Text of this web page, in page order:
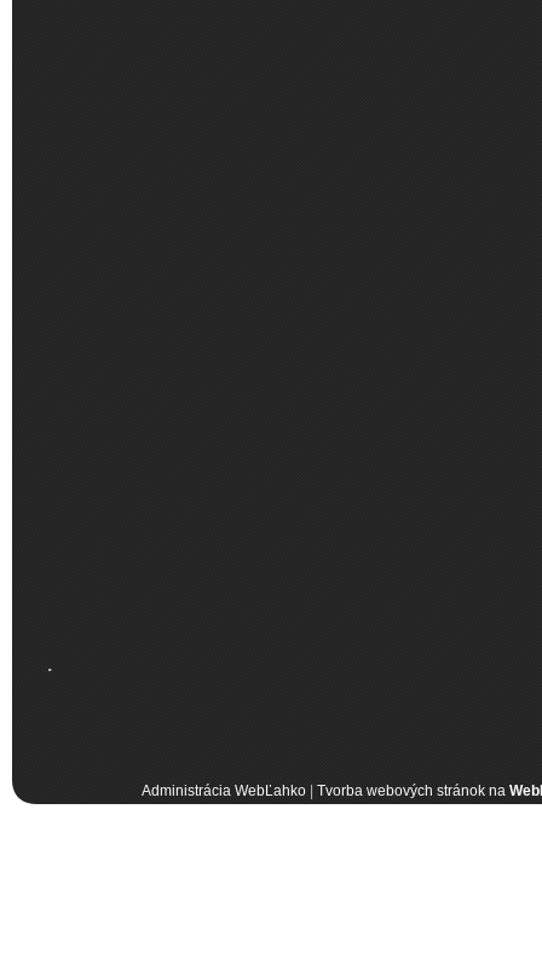
.
Administrácia WebĽahko| Tvorba webových stránok na